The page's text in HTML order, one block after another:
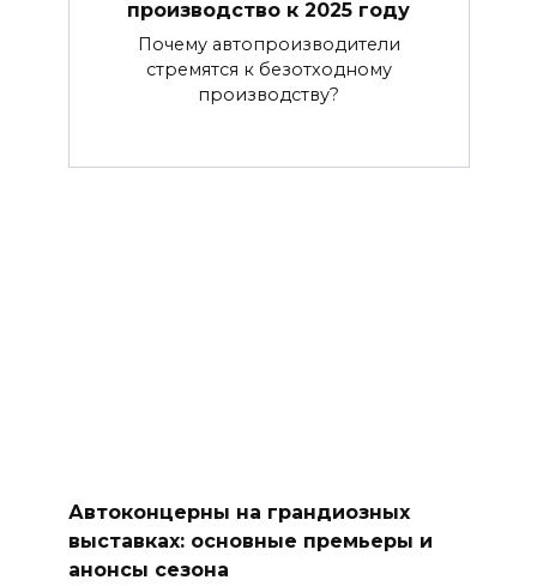
производство к 2025 году
Почему автопроизводители
стремятся к безотходному
производству?
Автоконцерны на грандиозных
выставках: основные премьеры и
анонсы сезона